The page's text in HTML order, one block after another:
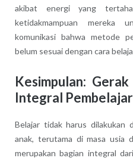
akibat energi yang
ketidakmampuan mereka
komunikasi bahwa metode
belum sesuai dengan cara
Kesimpulan:
Integral
Belajar tidak harus dilakukan
anak, terutama di masa usia
merupakan bagian integral